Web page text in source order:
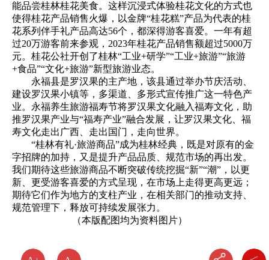
能品尝桂林桂花美食。这样沉浸式体验桂花文化的方式也
使得桂花产品销售火爆，以金牌“桂花糕”产品为代表的桂
花系列伴手礼产品高达56个，都深得游客喜爱。一年有超
过20万游客前来参观，2023年桂花产品销售额超过5000万
元。桂花公社开创了桂林“工业+研学”“工业+旅游”“旅游
+食品”“文化+旅游”新型旅游业态。
永福县是罗汉果的主产地，该县通过举办节庆活动、
建设罗汉果小镇等，多渠道、多形式宣传推广这一特色产
业。永福养生旅游福寿节将罗汉果文化融入福寿文化，助
推罗汉果产业与“福寿产业”融合发展，让罗汉果文化、福
寿文化走出广西、走出国门，走向世界。
“桂林有礼·旅游商品”成为桂林经典，既是对原有的金
字招牌的加持，又是提升产品品质、规范市场的再出发。
我们期待这些旅游商品不断突破传统挖掘“新”“潮”，以更
新、更受游客喜爱的方式呈现，在市场上走得更高更远；
期待它们作为地方的支柱产业，在相关部门的推动支持、
规范管理下，释放可持续发展张力。
（本版配图均为资料图片）